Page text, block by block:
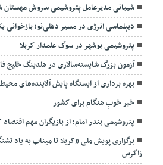
شیبانی مدیرعامل پتروشیمی سروش مهستان
دیپلماسی انرژی در مسیر دهلی‌نو؛ بازخوانی
پتروشیمی بوشهر در سوگ علمدار کربلا
آزمون بزرگ شایسته‌سالاری در هلدینگ
بهره برداری از ایستگاه پایش آلاینده‌های
خبر خوبِ هنگام برای کشور
پتروشیمی بندر امام؛ از بازیگران مهم
برگزاری پویش ملی «کربلا تا میناب به یاد
زاگرس